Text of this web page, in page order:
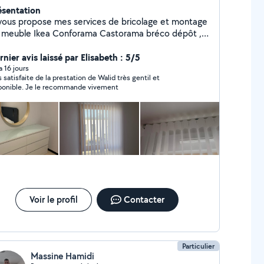
propose mes services de bricolage et montage
Ikea Conforama Castorama bréco dépôt ,
et luminaire plafonnier led , installation de
à rideau
avis laissé par Elisabeth : 5/5
16 jours
satisfaite de la prestation de Walid très gentil et
disponible. Je le recommande vivement
Voir le profil Contacter
Particulier
Massine Hamidi